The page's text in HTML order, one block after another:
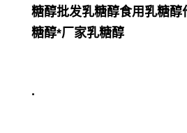
糖醇批发乳糖醇食用乳糖醇
糖醇*厂家乳糖醇
·